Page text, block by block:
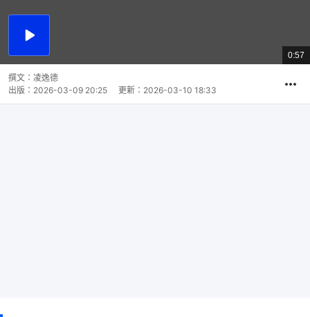
播
總
共
0:57
撰文： 凌逸德
出版： 2026-03-09 20:25 更新： 2026-03-10 18:33